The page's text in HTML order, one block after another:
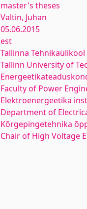
master's theses
Valtin, Juhan
05.06.2015
est
Tallinna Tehnikaülikool
Tallinn University of
Faculty of Power
Elektroenergeetika
Department of
Kõrgepingetehnika
Chair of High Voltage